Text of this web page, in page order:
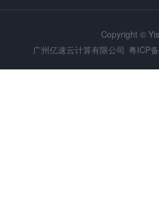
Copyright ©
广州亿速云计算有限公司 粤ICP